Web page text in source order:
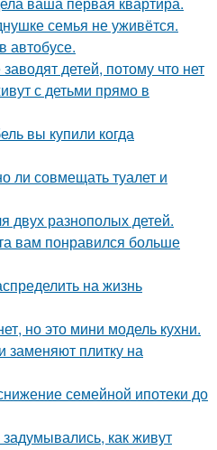
семья не уживётся.
автобусе.
детей, потому что нет
с детьми прямо в
вы купили когда
ли совмещать туалет и
двух разнополых детей.
вам понравился больше
на жизнь
но это мини модель кухни.
заменяют плитку на
семейной ипотеки до
как живут